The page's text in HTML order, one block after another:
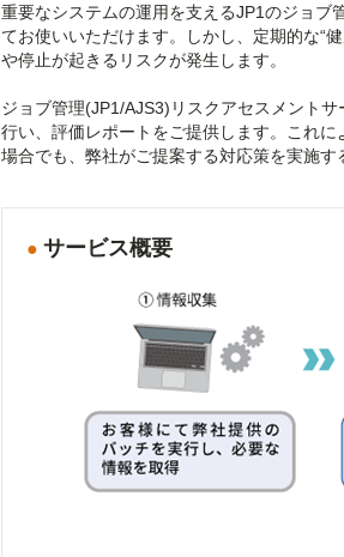
重要なシステムの運用を支えるJP1のジョブ
てお使いいただけます。しかし、定期的な“
や停止が起きるリスクが発生します。
ジョブ管理(JP1/AJS3)リスクアセスメント
行い、評価レポートをご提供します。これ
場合でも、弊社がご提案する対応策を実施す
● サービス概要